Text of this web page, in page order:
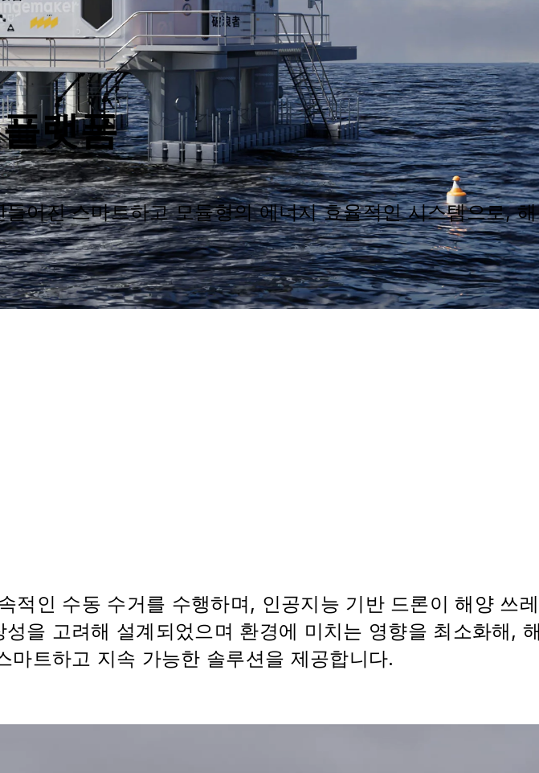
랫폼
어진 스마트하고 모듈형의 에너지 효율적인 시스템으로, 해
인 수동 수거를 수행하며, 인공지능 기반 드론이 해양 쓰레
을 고려해 설계되었으며 환경에 미치는 영향을 최소화해,
트하고 지속 가능한 솔루션을 제공합니다.